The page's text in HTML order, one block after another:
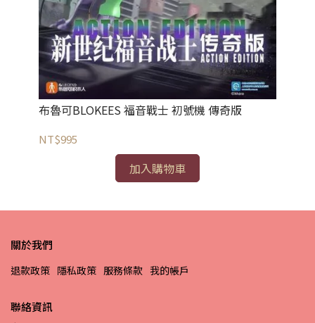
布魯可BLOKEES 福音戰士 初號機 傳奇版
NT$995
加入購物車
關於我們
退款政策 隱私政策 服務條款 我的帳戶
聯絡資訊